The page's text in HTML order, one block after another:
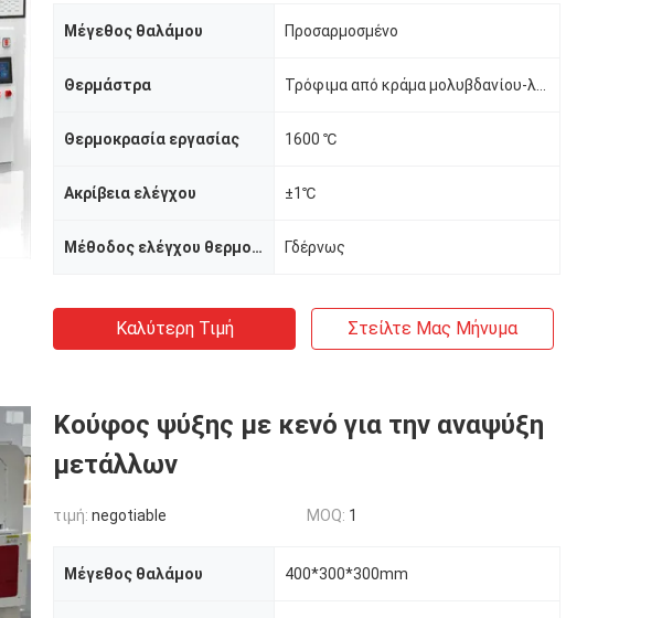
Μέγεθος θαλάμου Προσαρμοσμένο
Θερμάστρα
Θερμοκρασία εργασίας 1600 ℃
Ακρίβεια ελέγχου ±1℃
Μέθοδος ελέγχου θερμοκρασίας Γδέρνως
Καλύτερη Τιμή Στείλτε Μας Μήνυμα
Κούφος ψύξης με κενό για την αναψύξη
μετάλλων
τιμή: negotiable MOQ: 1
Μέγεθος θαλάμου 400*300*300mm